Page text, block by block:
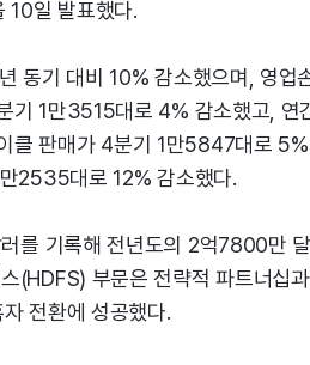
10일 발표했다.
동기 대비 10% 감소했으며, 영
기 1만3515대로 4% 감소했고,
클 판매가 4분기 1만5847대로
2535대로 12% 감소했다.
를 기록해 전년도의 2억7800만
(HDFS) 부문은 전략적 파트너십
전환에 성공했다.